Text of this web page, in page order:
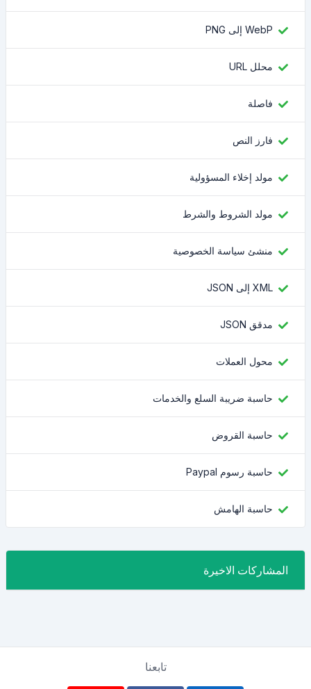
WebP إلى PNG
محلل URL
فاصلة
فارز النص
مولد إخلاء المسؤولية
مولد الشروط والشرط
منشئ سياسة الخصوصية
XML إلى JSON
مدقق JSON
محول العملات
حاسبة ضريبة السلع والخدمات
حاسبة القروض
حاسبة رسوم Paypal
حاسبة الهامش
المشاركات الاخيرة
تابعنا